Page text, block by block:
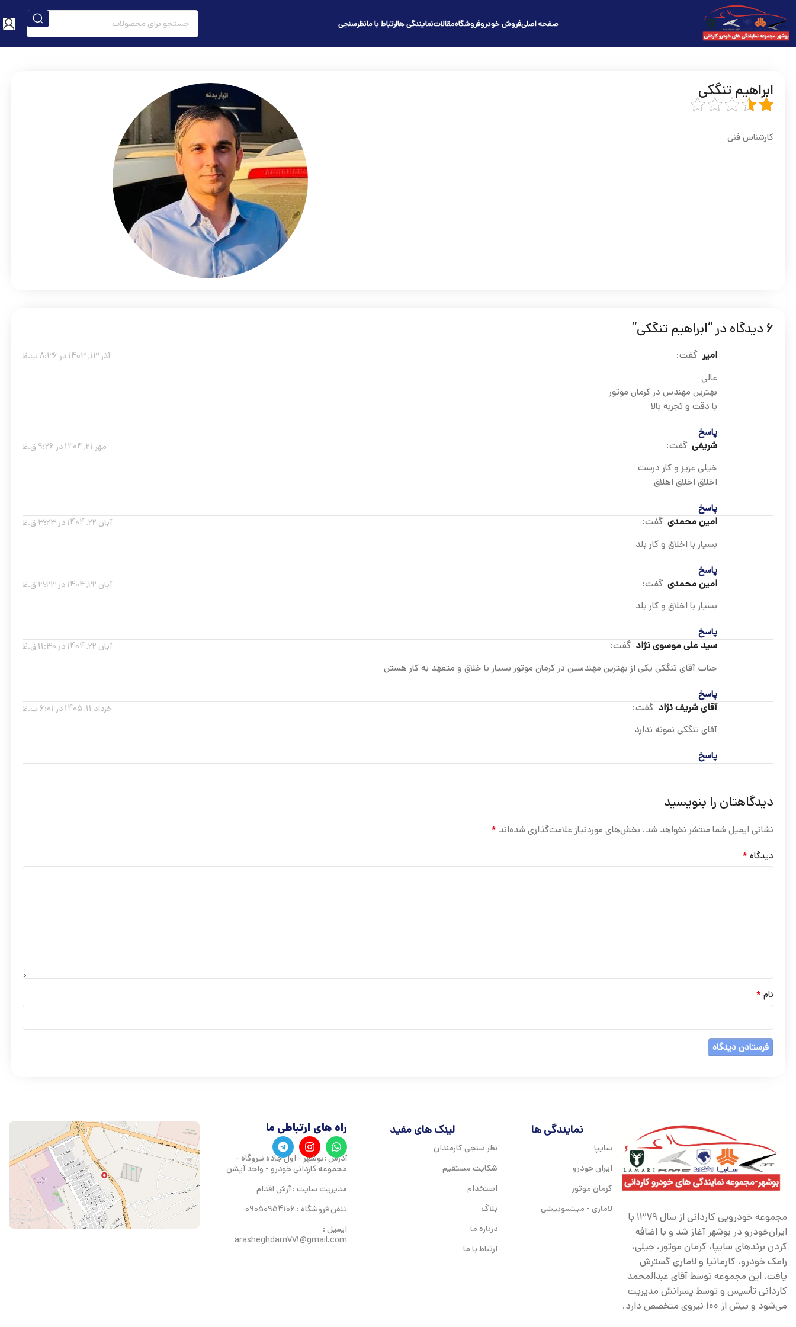
صفحه اصلیفروش خودروفروشگاهمقالاتنمایندگی هاارتباط با مانظرسنجی
ابراهیم تنگکی
کارشناس فنی
6 دیدگاه در “ ابراهیم تنگکی”
امیر گفت: آذر 13, 1403 در 8:36 ب.ظ
عالی
بهترین مهندس در کرمان موتور
با دقت و تجربه بالا
پاسخ
شریفی گفت: مهر 21, 1404 در 9:26 ق.ظ
خیلی عزیز و کار درست
اخلاق اخلاق اهلاق
پاسخ
امین محمدی گفت: آبان 22, 1404 در 3:23 ق.ظ
بسیار با اخلاق و کار بلد
پاسخ
امین محمدی گفت: آبان 22, 1404 در 3:23 ق.ظ
بسیار با اخلاق و کار بلد
پاسخ
سید علی موسوی نژاد گفت: آبان 22, 1404 در 11:30 ق.ظ
جناب آقای تنگکی یکی از بهترین مهندسین در کرمان موتور بسیار با خلاق و متعهد به کار هستن
پاسخ
آقای شریف نژاد گفت: خرداد 11, 1405 در 6:01 ب.ظ
آقای تنگکی نمونه ندارد
پاسخ
دیدگاهتان را بنویسید
نشانی ایمیل شما منتشر نخواهد شد. بخش‌های موردنیاز علامت‌گذاری شده‌اند *
دیدگاه *
نام *
مجموعه خودرویی کاردانی از سال 1379 با
ایران‌خودرو در بوشهر آغاز شد و با اضافه
کردن برندهای سایپا، کرمان موتور، جیلی،
رامک خودرو، کارمانیا و لاماری گسترش
یافت. این مجموعه توسط آقای عبدالمحمد
کاردانی تأسیس و توسط پسرانش مدیریت
می‌شود و بیش از 100 نیروی متخصص دارد.
نمایندگی ها
سایپا
ایران خودرو
کرمان موتور
لاماری - میتسوبیشی
لینک های مفید
نظر سنجی کارمندان
شکایت مستقیم
استخدام
بلاگ
درباره ما
ارتباط با ما
راه های ارتباطی ما
آدرس :بوشهر - اول جاده نیروگاه -
مجموعه کاردانی خودرو - واحد آپشن
مدیریت سایت : آرش اقدام
تلفن فروشگاه : 09050954106
ایمیل :
arasheghdam771@gmail.com